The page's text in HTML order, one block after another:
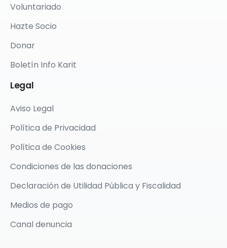
Voluntariado
Hazte Socio
Donar
Boletín Info Karit
Legal
Aviso Legal
Política de Privacidad
Política de Cookies
Condiciones de las donaciones
Declaración de Utilidad Pública y Fiscalidad
Medios de pago
Canal denuncia